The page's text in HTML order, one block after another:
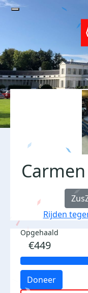
Rijden
Opgehaald
€449
Doneer